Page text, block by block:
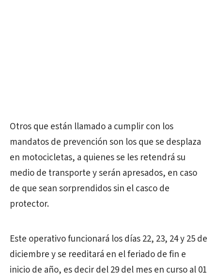
Otros que están llamado a cumplir con los
mandatos de prevención son los que se desplaza
en motocicletas, a quienes se les retendrá su
medio de transporte y serán apresados, en caso
de que sean sorprendidos sin el casco de
protector.
Este operativo funcionará los días 22, 23, 24 y 25 de
diciembre y se reeditará en el feriado de fin e
inicio de año, es decir del 29 del mes en curso al 01